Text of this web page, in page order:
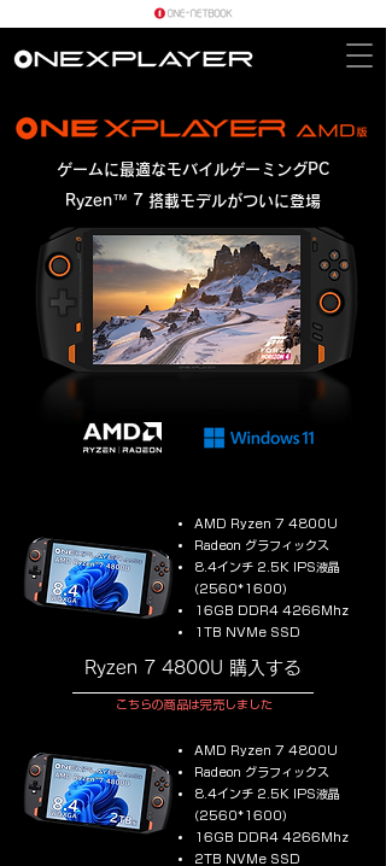
ゲームに最適なモバイルゲーミングPC
Ryzen™ 7 搭載モデルがついに登場
AMD Ryzen 7 4800U
Radeon グラフィックス
8.4インチ 2.5K IPS液晶
(2560*1600)
16GB DDR4 4266Mhz
1TB NVMe SSD
Ryzen 7 4800U 購入する
こちらの商品は完売しました
AMD Ryzen 7 4800U
Radeon グラフィックス
8.4インチ 2.5K IPS液晶
(2560*1600)
16GB DDR4 4266Mhz
2TB NVMe SSD